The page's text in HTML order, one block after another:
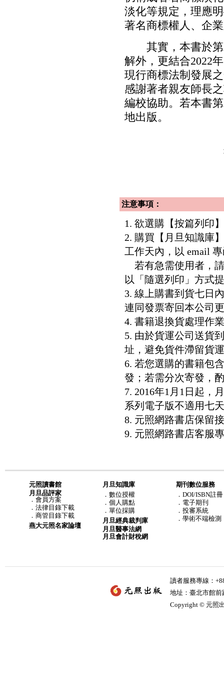
淡化等規定，理應
著名商標權人、企
其實，本書於第
解外，更結合2022
現行商標法制發展
感謝著者親友師長
編校協助。若本書
地出版。
注意事項：
1. 欲選購【按篇列印
2. 購買【月旦知識庫
工作天內，以 email
若有急需使用者，請
以「隨選列印」方式
3. 線上購書到貨七日
連同發票寄回本公司
4. 書籍退換貨處理作
5. 由於貨運公司送貨
址，避免貨件滯留貨
6. 若您選購的書籍包
發；若需分次寄發，
7. 2016年1月1日起，
系列電子版不適用七
8. 元照網路書店保留
9. 元照網路書店客服
元照讀書館
月旦品評家
． 會員方案
． 法律目錄下載
． 商管目錄下載
燕大元照名家論壇
月旦知識庫
． 數位授權
． 個人購點
． 單位採購
月旦經典裁判庫
月旦醫事法網
月旦會計財稅網
期刊數位服務
．DOI/ISBN註冊
．電子期刊
．投審系統
．學術不端檢測
讀者服務專線：
地址：臺北市館
Copyright © 元照